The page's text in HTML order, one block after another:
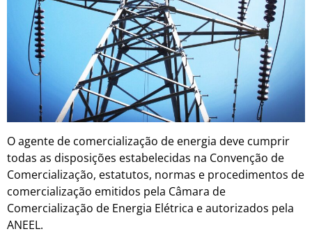
O agente de comercialização de energia deve cumprir
todas as disposições estabelecidas na Convenção de
Comercialização, estatutos, normas e procedimentos de
comercialização emitidos pela Câmara de
Comercialização de Energia Elétrica e autorizados pela
ANEEL.